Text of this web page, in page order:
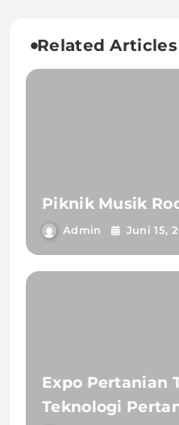
Related Articles
Piknik Musik
Admin Juni 15,
Expo Pertanian
Teknologi